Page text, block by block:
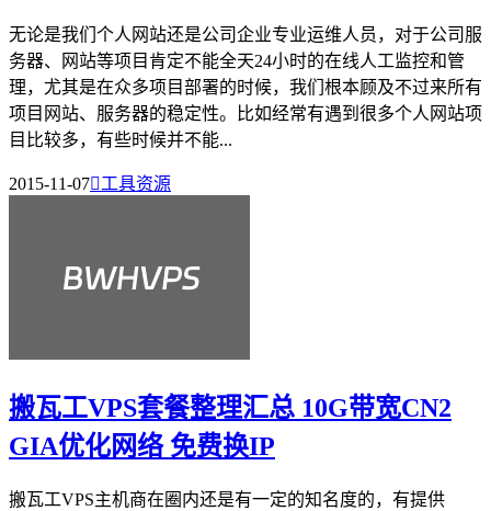
无论是我们个人网站还是公司企业专业运维人员，对于公司服
务器、网站等项目肯定不能全天24小时的在线人工监控和管
理，尤其是在众多项目部署的时候，我们根本顾及不过来所有
项目网站、服务器的稳定性。比如经常有遇到很多个人网站项
目比较多，有些时候并不能...
2015-11-07工具资源
搬瓦工VPS套餐整理汇总 10G带宽CN2
GIA优化网络 免费换IP
搬瓦工VPS主机商在圈内还是有一定的知名度的，有提供